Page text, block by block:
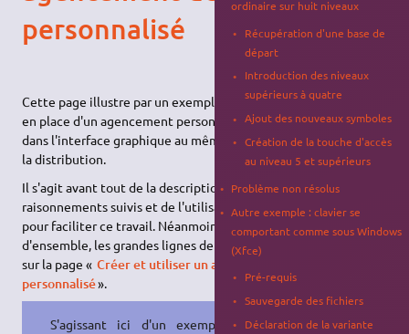
personnalisé
Cette page illustre par un exemple concret et complet, la mise
en place d'un agencement personnalisé disponible ensuite
dans l'interface graphique au même titre que ceux fournis avec
la distribution.
Il s'agit avant tout de la description détaillée des
raisonnements suivis et de l'utilisation des outils disponibles
pour faciliter ce travail. Néanmoins, pour faciliter la vision
d'ensemble, les grandes lignes de la méthode sont présentées
sur la page « Créer et utiliser un agencement de clavier
personnalisé».
S'agissant ici d'un exemple pour
ordinaire sur huit niveaux
Récupération d'une base de
départ
Introduction des niveaux
supérieurs à quatre
Ajout des nouveaux symboles
Création de la touche d'accès
au niveau 5 et supérieurs
Problème non résolus
Autre exemple : clavier se
comportant comme sous Windows
(Xfce)
Pré-requis
Sauvegarde des fichiers
Déclaration de la variante